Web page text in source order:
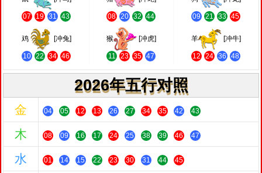
07 19 31 43 08 20 32 44 09 21 33 45
鸡 [冲兔]
10 22 34 46
猴 [冲虎]
11 23 35 47
羊 [冲牛]
12 24 36 48
2026年五行对照
金 04 05 12 13 26 27 34 35 42 43
木 08 09 16 17 24 25 38 39 46 47
水 01 14 15 22 23 30 31 44 45